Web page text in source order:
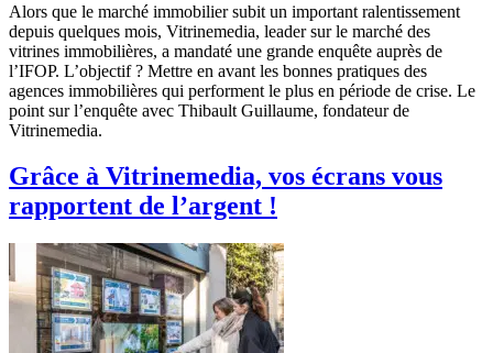
Alors que le marché immobilier subit un important ralentissement
depuis quelques mois, Vitrinemedia, leader sur le marché des
vitrines immobilières, a mandaté une grande enquête auprès de
l’IFOP. L’objectif ? Mettre en avant les bonnes pratiques des
agences immobilières qui performent le plus en période de crise. Le
point sur l’enquête avec Thibault Guillaume, fondateur de
Vitrinemedia.
Grâce à Vitrinemedia, vos écrans vous
rapportent de l’argent !